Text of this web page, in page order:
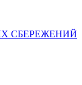
СБЕРЕЖЕНИЙ